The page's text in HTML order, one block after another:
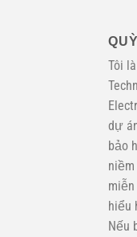
Tôi
dự
bảo
hiểu
Nếu